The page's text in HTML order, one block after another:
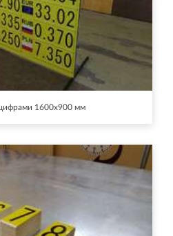
1600х900 мм